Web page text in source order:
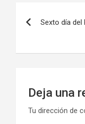
o
o
de
entradas
Sexto día del
Deja una
Tu dirección de